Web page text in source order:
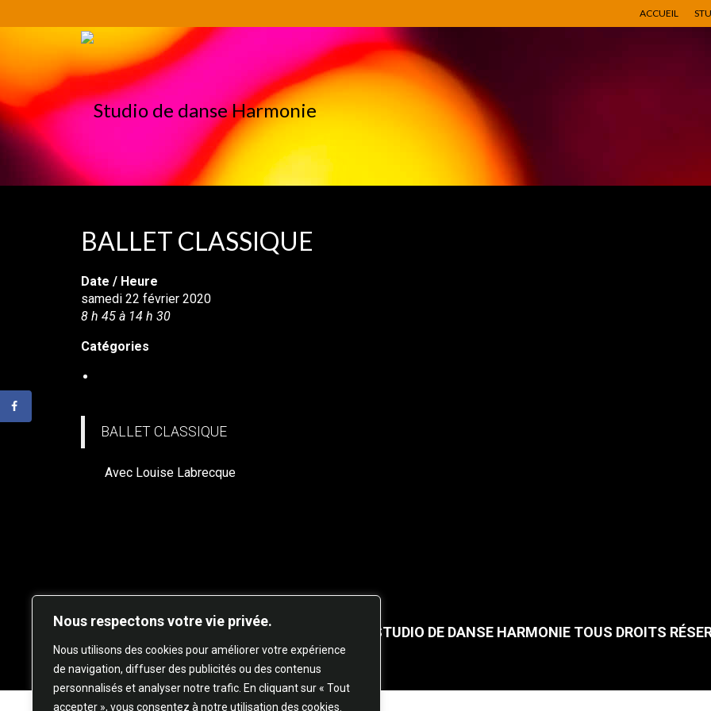
Nous respectons votre vie privée.
Nous utilisons des cookies pour améliorer votre expérience
de navigation, diffuser des publicités ou des contenus
personnalisés et analyser notre trafic. En cliquant sur « Tout
accepter », vous consentez à notre utilisation des cookies.
ACCUEIL
BALLET CLASSIQUE
Date / Heure
samedi 22 février 2020
8 h 45 à 14 h 30
Catégories
BALLET CLASSIQUE
Avec Louise Labrecque
© 2025 STUDIO DE DANSE HARMONIE TOUS DROITS